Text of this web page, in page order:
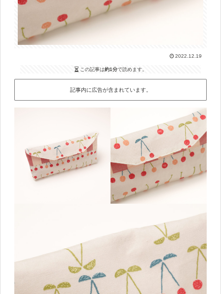
2022.12.19
この記事は約1分で読めます。
記事内に広告が含まれています。